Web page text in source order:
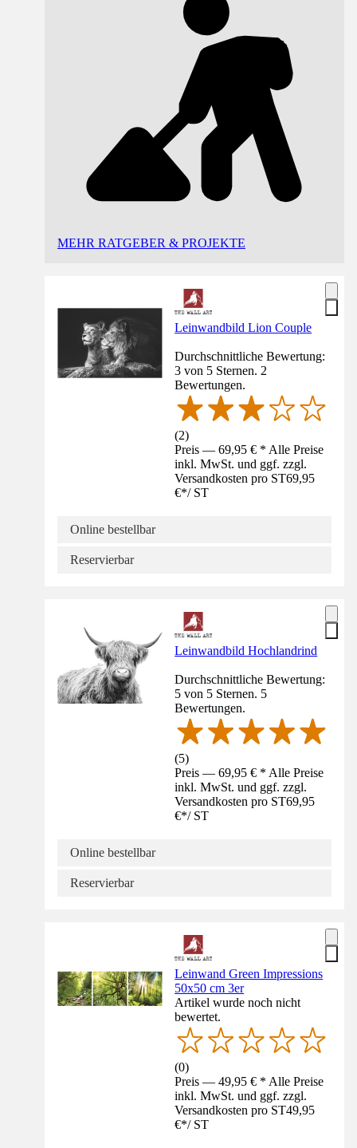
MEHR RATGEBER & PROJEKTE
Leinwandbild Lion Couple
Durchschnittliche Bewertung:
3 von 5 Sternen. 2
Bewertungen.
(2)
Preis — 69,95 € * Alle Preise
inkl. MwSt. und ggf. zzgl.
Versandkosten pro ST69,95
€*/ ST
Online bestellbar
Reservierbar
Leinwandbild Hochlandrind
Durchschnittliche Bewertung:
5 von 5 Sternen. 5
Bewertungen.
(5)
Preis — 69,95 € * Alle Preise
inkl. MwSt. und ggf. zzgl.
Versandkosten pro ST69,95
€*/ ST
Online bestellbar
Reservierbar
Leinwand Green Impressions
50x50 cm 3er
Artikel wurde noch nicht
bewertet.
(0)
Preis — 49,95 € * Alle Preise
inkl. MwSt. und ggf. zzgl.
Versandkosten pro ST49,95
€*/ ST